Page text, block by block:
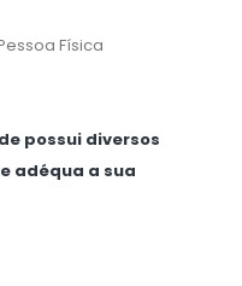
Física
possui diversos
adéqua a sua